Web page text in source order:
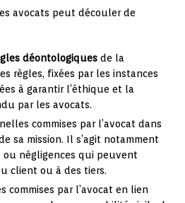
avocats peut découler de
déontologiques de la
règles, fixées par les instances
à garantir l’éthique et la
par les avocats.
commises par l’avocat dans
sa mission. Il s’agit notamment
ou négligences qui peuvent
client ou à des tiers.
commises par l’avocat en lien